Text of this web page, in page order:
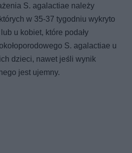
S. agalactiae należy
w 35-37 tygodniu wykryto
u kobiet, które podały
S. agalactiae u
dzieci, nawet jeśli wynik
jest ujemny.